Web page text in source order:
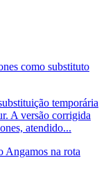
como substituto
temporária
A versão corrigida
atendido...
Angamos na rota